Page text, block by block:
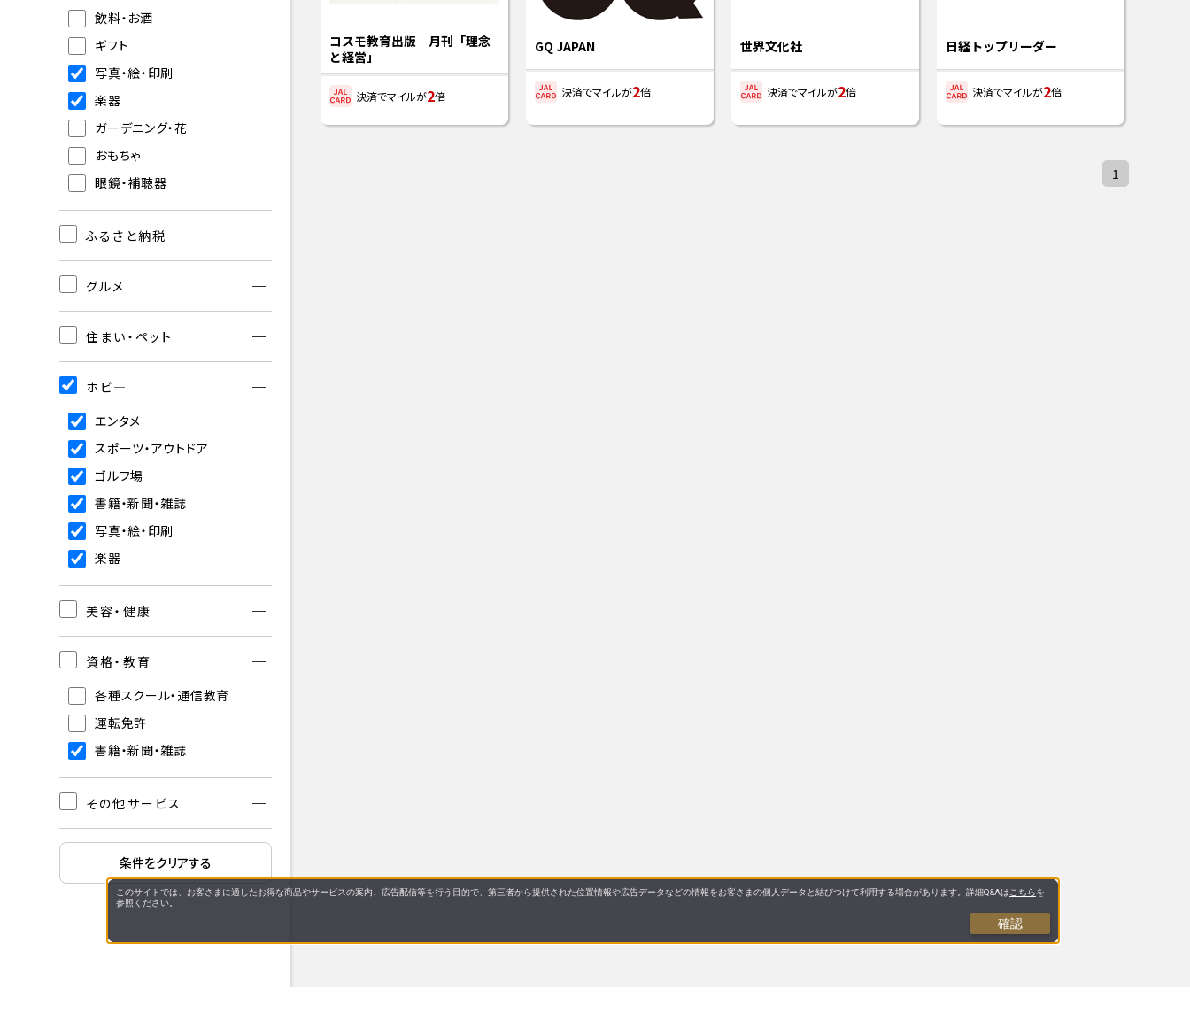
飲料・お酒
ギフト
写真・絵・印刷
楽器
ガーデニング・花
おもちゃ
眼鏡・補聴器
ふるさと納税
グルメ
住まい・ペット
ホビ―
エンタメ
スポーツ・アウトドア
ゴルフ場
書籍・新聞・雑誌
写真・絵・印刷
楽器
美容・健康
資格・教育
各種スクール・通信教育
運転免許
書籍・新聞・雑誌
その他サービス
条件をクリアする
コスモ教育出版 月刊「理念
と経営」
決済でマイルが2倍
GQ JAPAN
決済でマイルが2倍
世界文化社
決済でマイルが2倍
日経トップリーダー
決済でマイルが2倍
1
このサイトでは、お客さまに適したお得な商品やサービスの案内、広告配信等を行う目的で、第三者から提供された位置情報や広告データなどの情報をお客さまの個人データと結びつけて利用する場合があります。詳細Q&Aは こちらを
参照ください。
確認